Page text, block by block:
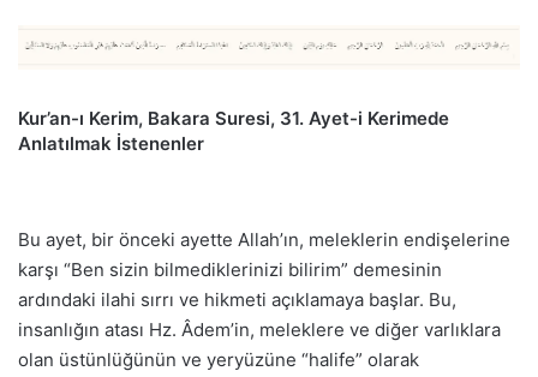
Kur’an-ı Kerim, Bakara Suresi, 31. Ayet-i Kerimede
Anlatılmak İstenenler
Bu ayet, bir önceki ayette Allah’ın, meleklerin endişelerine
karşı “Ben sizin bilmediklerinizi bilirim” demesinin
ardındaki ilahi sırrı ve hikmeti açıklamaya başlar. Bu,
insanlığın atası Hz. Âdem’in, meleklere ve diğer varlıklara
olan üstünlüğünün ve yeryüzüne “halife” olarak